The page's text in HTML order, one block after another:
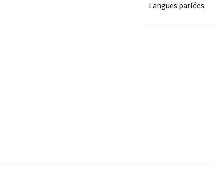
Langues parlées